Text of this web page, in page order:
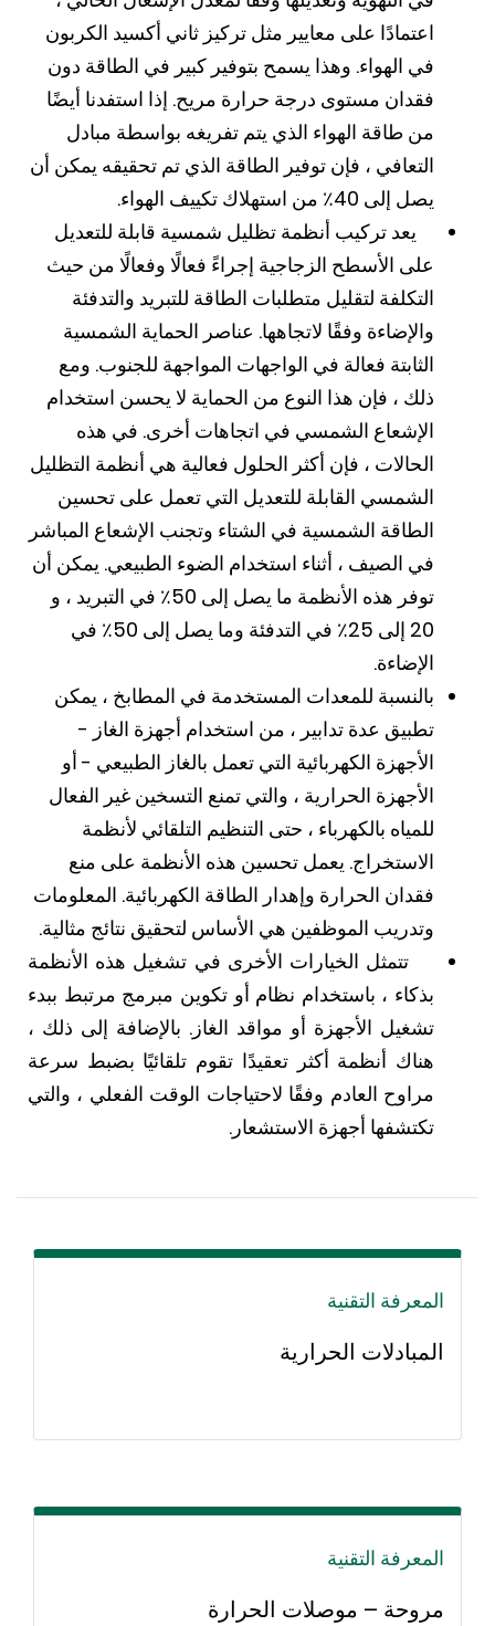
اعتمادًا على معايير مثل تركيز ثاني أكسيد الكربون
في الهواء. وهذا يسمح بتوفير كبير في الطاقة دون
فقدان مستوى درجة حرارة مريح. إذا استفدنا أيضًا
من طاقة الهواء الذي يتم تفريغه بواسطة مبادل
التعافي ، فإن توفير الطاقة الذي تم تحقيقه يمكن أن
يصل إلى 40٪ من استهلاك تكييف الهواء.
يعد تركيب أنظمة تظليل شمسية قابلة للتعديل
على الأسطح الزجاجية إجراءً فعالًا وفعالًا من حيث
التكلفة لتقليل متطلبات الطاقة للتبريد والتدفئة
والإضاءة وفقًا لاتجاهها. عناصر الحماية الشمسية
الثابتة فعالة في الواجهات المواجهة للجنوب. ومع
ذلك ، فإن هذا النوع من الحماية لا يحسن استخدام
الإشعاع الشمسي في اتجاهات أخرى. في هذه
الحالات ، فإن أكثر الحلول فعالية هي أنظمة التظليل
الشمسي القابلة للتعديل التي تعمل على تحسين
الطاقة الشمسية في الشتاء وتجنب الإشعاع المباشر
في الصيف ، أثناء استخدام الضوء الطبيعي. يمكن أن
توفر هذه الأنظمة ما يصل إلى 50٪ في التبريد ، و
20 إلى 25٪ في التدفئة وما يصل إلى 50٪ في
الإضاءة.
بالنسبة للمعدات المستخدمة في المطابخ ، يمكن
تطبيق عدة تدابير ، من استخدام أجهزة الغاز -
الأجهزة الكهربائية التي تعمل بالغاز الطبيعي - أو
الأجهزة الحرارية ، والتي تمنع التسخين غير الفعال
للمياه بالكهرباء ، حتى التنظيم التلقائي لأنظمة
الاستخراج. يعمل تحسين هذه الأنظمة على منع
فقدان الحرارة وإهدار الطاقة الكهربائية. المعلومات
وتدريب الموظفين هي الأساس لتحقيق نتائج مثالية.
تتمثل الخيارات الأخرى في تشغيل هذه الأنظمة
بذكاء ، باستخدام نظام أو تكوين مبرمج مرتبط ببدء
تشغيل الأجهزة أو مواقد الغاز. بالإضافة إلى ذلك ،
هناك أنظمة أكثر تعقيدًا تقوم تلقائيًا بضبط سرعة
مراوح العادم وفقًا لاحتياجات الوقت الفعلي ، والتي
تكتشفها أجهزة الاستشعار.
المعرفة التقنية
المبادلات الحرارية
المعرفة التقنية
مروحة – موصلات الحرارة